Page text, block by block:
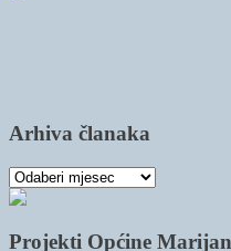
Arhiva članaka
Arhiva
članaka
Projekti Općine